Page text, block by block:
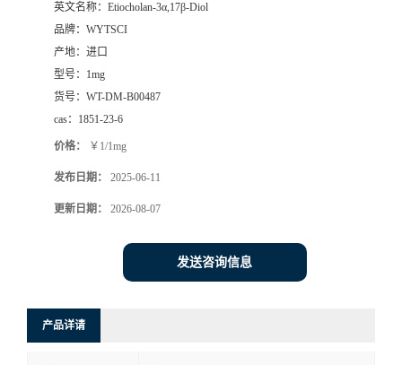
英文名称： Etiocholan-3α,17β-Diol
品牌： WYTSCI
产地： 进口
型号： 1mg
货号： WT-DM-B00487
cas： 1851-23-6
价格： ￥1/1mg
发布日期： 2025-06-11
更新日期： 2026-08-07
发送咨询信息
产品详请